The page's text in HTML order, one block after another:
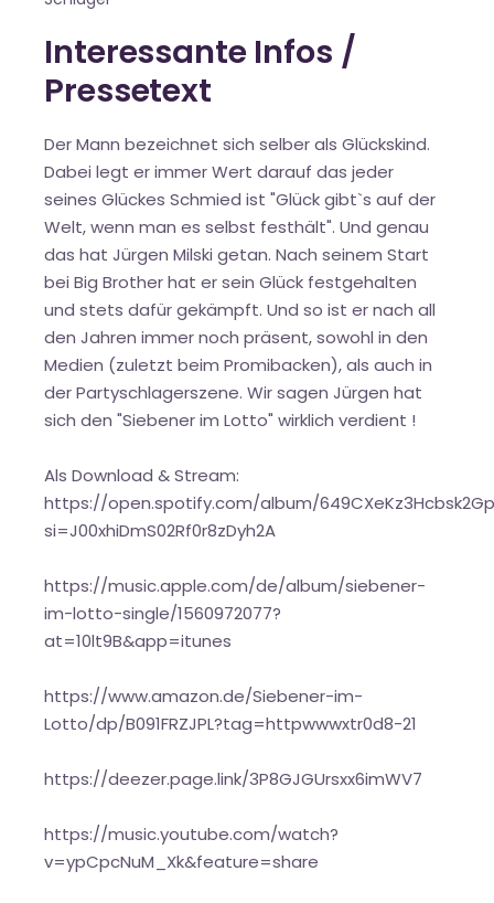
Interessante Infos /
Pressetext
Der Mann bezeichnet sich selber als Glückskind.
Dabei legt er immer Wert darauf das jeder
seines Glückes Schmied ist "Glück gibt`s auf der
Welt, wenn man es selbst festhält". Und genau
das hat Jürgen Milski getan. Nach seinem Start
bei Big Brother hat er sein Glück festgehalten
und stets dafür gekämpft. Und so ist er nach all
den Jahren immer noch präsent, sowohl in den
Medien (zuletzt beim Promibacken), als auch in
der Partyschlagerszene. Wir sagen Jürgen hat
sich den "Siebener im Lotto" wirklich verdient !
Als Download & Stream:
https://open.spotify.com/album/
si=J00xhiDmS02Rf0r8zDyh2A
https://music.apple.com/de/album/siebener-
im-lotto-single/1560972077?
at=10lt9B&app=itunes
https://www.amazon.de/Siebener-im-
Lotto/dp/B091FRZJPL?tag=httpwwwxtr0d8-21
https://deezer.page.link/3P8GJGUrsxx6imWV7
https://music.youtube.com/watch?
v=ypCpcNuM_Xk&feature=share